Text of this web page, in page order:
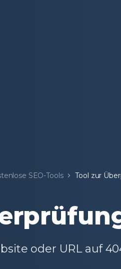
SEO-Tools Tool zur
oder URL auf